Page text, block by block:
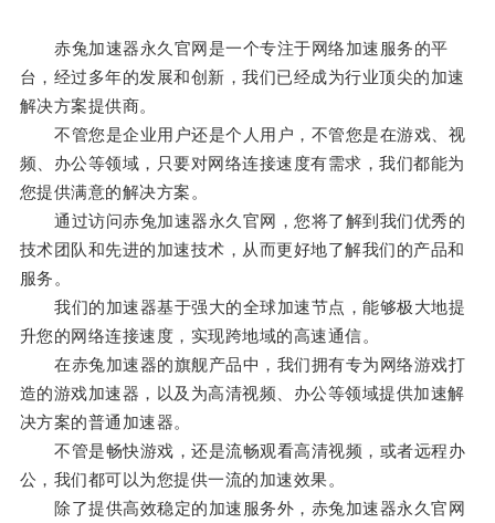
赤兔加速器永久官网是一个专注于网络加速服务的平
台，经过多年的发展和创新，我们已经成为行业顶尖的加速
解决方案提供商。
不管您是企业用户还是个人用户，不管您是在游戏、视
频、办公等领域，只要对网络连接速度有需求，我们都能为
您提供满意的解决方案。
通过访问赤兔加速器永久官网，您将了解到我们优秀的
技术团队和先进的加速技术，从而更好地了解我们的产品和
服务。
我们的加速器基于强大的全球加速节点，能够极大地提
升您的网络连接速度，实现跨地域的高速通信。
在赤兔加速器的旗舰产品中，我们拥有专为网络游戏打
造的游戏加速器，以及为高清视频、办公等领域提供加速解
决方案的普通加速器。
不管是畅快游戏，还是流畅观看高清视频，或者远程办
公，我们都可以为您提供一流的加速效果。
除了提供高效稳定的加速服务外，赤兔加速器永久官网